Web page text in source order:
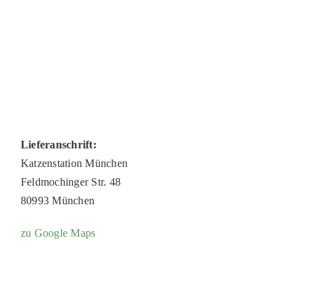
Lieferanschrift:
Katzenstation München
Feldmochinger Str. 48
80993 München
zu Google Maps